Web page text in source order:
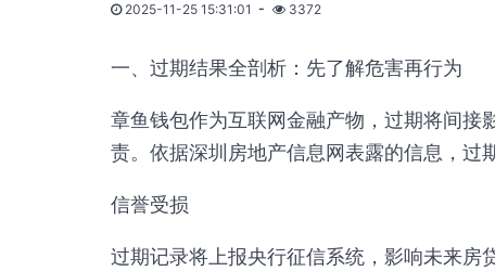
2025-11-25 15:31:01 3372
一、过期结果全剖析：先了解危害再行为
章鱼钱包作为互联网金融产物，过期将间接
责。依据深圳房地产信息网表露的信息，过
信誉受损
过期记录将上报央行征信系统，影响未来房